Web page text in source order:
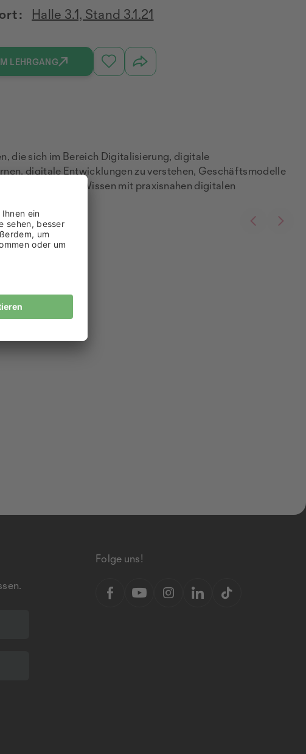
:
Halle 3.1, Stand 3.1.21
LEHRGANG
die sich im Bereich Digitalisierung, digitale
digitale Entwicklungen zu verstehen, Geschäftsmodelle
Wissen mit praxisnahen digitalen
Folge uns!